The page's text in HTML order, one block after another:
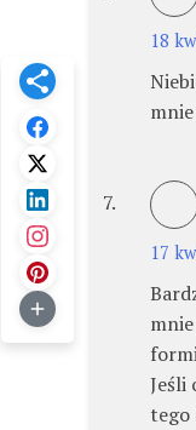
18
17
Jeśli
tego